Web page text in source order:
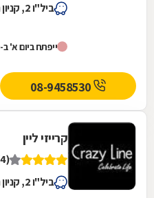
ביל"ו 2, קניון רחובות
ייפתח ביום א' ב-9:30
08-9458530
קרייזי ליין
(4)
ביל"ו 2, קניון רחובות